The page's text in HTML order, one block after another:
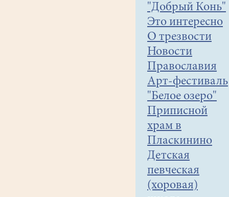
"Добрый Конь"
Это интересно
О трезвости
Новости
Православия
Арт-фестиваль
"Белое озеро"
Приписной
храм в
Пласкинино
Детская
певческая
(хоровая)